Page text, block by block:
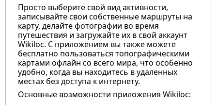
Просто выберите свой вид активности,
записывайте свои собственные маршруты на
карту, делайте фотографии во время
путешествия и загружайте их в свой аккаунт
Wikiloc. С приложением вы также можете
бесплатно пользоваться топографическими
картами офлайн со всего мира, что особенно
удобно, когда вы находитесь в удаленных
местах без доступа к интернету.
Основные возможности приложения Wikiloc: